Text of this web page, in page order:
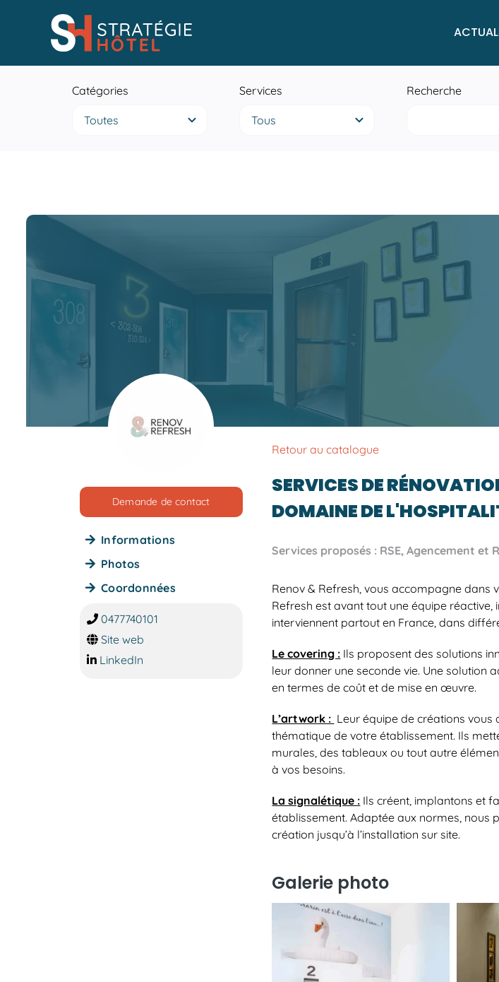
Catégories Services Recherche
Demande de contact
Informations
Photos
Coordonnées
0477740101
Site web
LinkedIn
Retour au catalogue
SERVICES DE
DOMAINE DE
Services proposés : RSE, Agencement et
Renov & Refresh, vous accompagne dans
Refresh est avant tout une équipe réactive,
interviennent partout en France, dans
Le covering : Ils proposent des solutions
leur donner une seconde vie. Une
en termes de coût et de mise en œuvre.
L’artwork : Leur équipe de créations
thématique de votre établissement. Ils
murales, des tableaux ou tout autre
à vos besoins.
La signalétique : Ils créent, implantons et
établissement. Adaptée aux normes,
création jusqu’à l’installation sur site.
Galerie photo